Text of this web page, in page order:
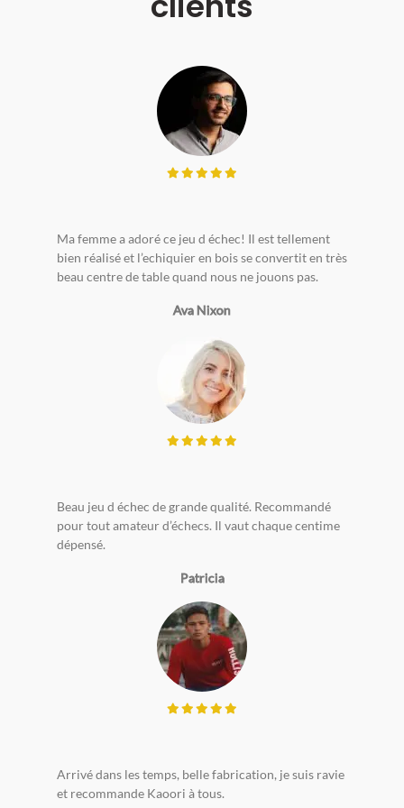
Ma femme a adoré ce jeu d échec! Il est tellement
bien réalisé et l’echiquier en bois se convertit en très
beau centre de table quand nous ne jouons pas.
Ava Nixon
Beau jeu d échec de grande qualité. Recommandé
pour tout amateur d’échecs. Il vaut chaque centime
dépensé.
Patricia
Arrivé dans les temps, belle fabrication, je suis ravie
et recommande Kaoori à tous.